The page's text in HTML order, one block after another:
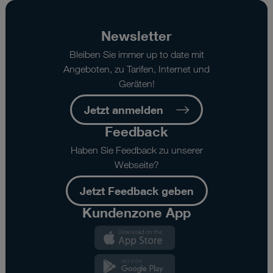
Newsletter
Bleiben Sie immer up to date mit
Angeboten, zu Tarifen, Internet und
Geräten!
Jetzt anmelden
Feedback
Haben Sie Feedback zu unserer
Webseite?
Jetzt Feedback geben
Kundenzone App